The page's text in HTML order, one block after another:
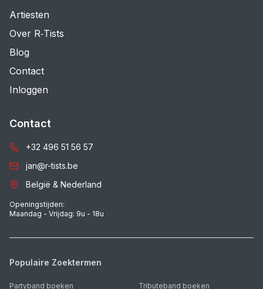
Artiesten
Over R‑Tists
Blog
Contact
Inloggen
Contact
+32 496 51 56 57
jan@r-tists.be
België & Nederland
Openingstijden:
Maandag - Vrijdag: 9u - 18u
Populaire Zoektermen
Partyband boeken Tributeband boeken